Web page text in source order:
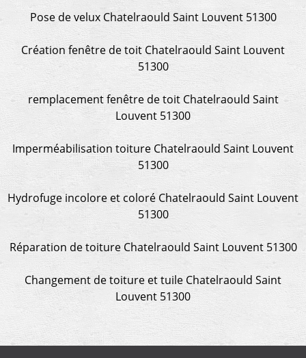
Pose de velux Chatelraould Saint Louvent 51300
Création fenêtre de toit Chatelraould Saint Louvent
51300
remplacement fenêtre de toit Chatelraould Saint
Louvent 51300
Imperméabilisation toiture Chatelraould Saint Louvent
51300
Hydrofuge incolore et coloré Chatelraould Saint Louvent
51300
Réparation de toiture Chatelraould Saint Louvent 51300
Changement de toiture et tuile Chatelraould Saint
Louvent 51300